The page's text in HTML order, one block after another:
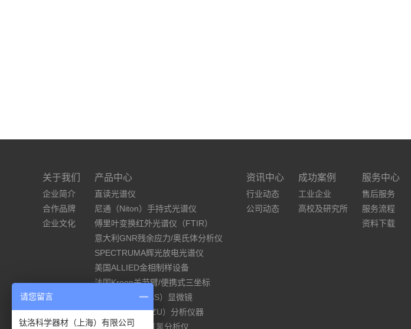
关于我们
企业简介
合作品牌
企业文化
产品中心
直读光谱仪
尼通（Niton）手持式光谱仪
傅里叶变换红外光谱仪（FTIR）
意大利GNR残余应力/奥氏体分析仪
SPECTRUMA辉光放电光谱仪
美国ALLIED金相制样设备
法国Kreon关节臂/便携式三坐标
德国蔡司（ZEISS）显微镜
岛津（SHIMADZU）分析仪器
ELTRA碳硫/氧氮氢分析仪
资讯中心
行业动态
公司动态
成功案例
工业企业
高校及研究所
服务中心
售后服务
服务流程
资料下载
请您留言
钛洛科学器材（上海）有限公司